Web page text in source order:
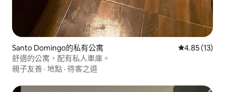
Santo Domingo的私有公寓 從 13 則評價
4.85 (13)
舒適的公寓，配有私人車庫。
親子友善 · 地點 · 待客之道